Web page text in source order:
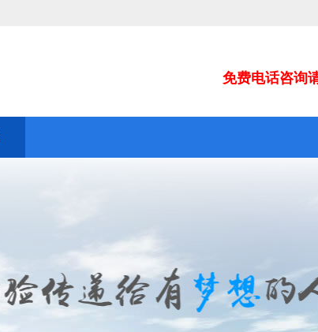
免费电话咨询